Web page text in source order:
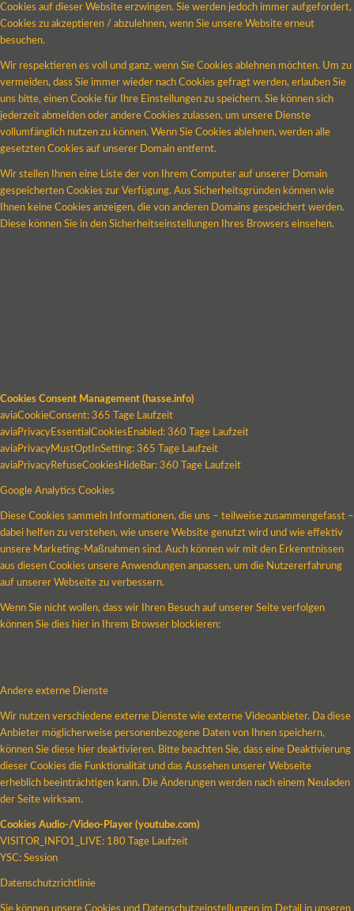
Cookies auf dieser Website erzwingen. Sie werden jedoch immer aufgefordert,
Cookies zu akzeptieren / abzulehnen, wenn Sie unsere Website erneut
besuchen.
Wir respektieren es voll und ganz, wenn Sie Cookies ablehnen möchten. Um zu
vermeiden, dass Sie immer wieder nach Cookies gefragt werden, erlauben Sie
uns bitte, einen Cookie für Ihre Einstellungen zu speichern. Sie können sich
jederzeit abmelden oder andere Cookies zulassen, um unsere Dienste
vollumfänglich nutzen zu können. Wenn Sie Cookies ablehnen, werden alle
gesetzten Cookies auf unserer Domain entfernt.
Wir stellen Ihnen eine Liste der von Ihrem Computer auf unserer Domain
gespeicherten Cookies zur Verfügung. Aus Sicherheitsgründen können wie
Ihnen keine Cookies anzeigen, die von anderen Domains gespeichert werden.
Diese können Sie in den Sicherheitseinstellungen Ihres Browsers einsehen.
Cookies Consent Management (hasse.info)
aviaCookieConsent: 365 Tage Laufzeit
aviaPrivacyEssentialCookiesEnabled: 360 Tage Laufzeit
aviaPrivacyMustOptInSetting: 365 Tage Laufzeit
aviaPrivacyRefuseCookiesHideBar: 360 Tage Laufzeit
Google Analytics Cookies
Diese Cookies sammeln Informationen, die uns – teilweise zusammengefasst –
dabei helfen zu verstehen, wie unsere Website genutzt wird und wie effektiv
unsere Marketing-Maßnahmen sind. Auch können wir mit den Erkenntnissen
aus diesen Cookies unsere Anwendungen anpassen, um die Nutzererfahrung
auf unserer Webseite zu verbessern.
Wenn Sie nicht wollen, dass wir Ihren Besuch auf unserer Seite verfolgen
können Sie dies hier in Ihrem Browser blockieren:
Andere externe Dienste
Wir nutzen verschiedene externe Dienste wie externe Videoanbieter. Da diese
Anbieter möglicherweise personenbezogene Daten von Ihnen speichern,
können Sie diese hier deaktivieren. Bitte beachten Sie, dass eine Deaktivierung
dieser Cookies die Funktionalität und das Aussehen unserer Webseite
erheblich beeinträchtigen kann. Die Änderungen werden nach einem Neuladen
der Seite wirksam.
Cookies Audio-/Video-Player (youtube.com)
VISITOR_INFO1_LIVE: 180 Tage Laufzeit
YSC: Session
Datenschutzrichtlinie